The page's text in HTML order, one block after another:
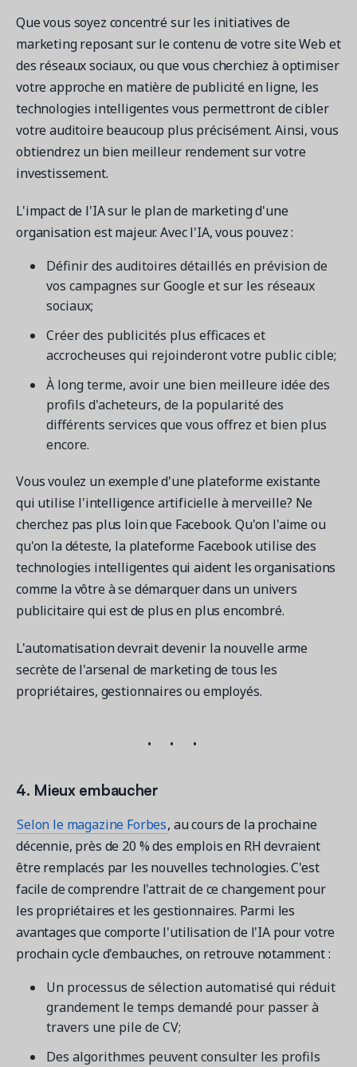
Que vous soyez concentré sur les initiatives de
marketing reposant sur le contenu de votre site Web et
des réseaux sociaux, ou que vous cherchiez à optimiser
votre approche en matière de publicité en ligne, les
technologies intelligentes vous permettront de cibler
votre auditoire beaucoup plus précisément. Ainsi, vous
obtiendrez un bien meilleur rendement sur votre
investissement.
L'impact de l'IA sur le plan de marketing d'une
organisation est majeur. Avec l'IA, vous pouvez :
Définir des auditoires détaillés en prévision de
vos campagnes sur Google et sur les réseaux
sociaux;
Créer des publicités plus efficaces et
accrocheuses qui rejoinderont votre public cible;
À long terme, avoir une bien meilleure idée des
profils d'acheteurs, de la popularité des
différents services que vous offrez et bien plus
encore.
Vous voulez un exemple d'une plateforme existante
qui utilise l'intelligence artificielle à merveille? Ne
cherchez pas plus loin que Facebook. Qu'on l'aime ou
qu'on la déteste, la plateforme Facebook utilise des
technologies intelligentes qui aident les organisations
comme la vôtre à se démarquer dans un univers
publicitaire qui est de plus en plus encombré.
L'automatisation devrait devenir la nouvelle arme
secrète de l'arsenal de marketing de tous les
propriétaires, gestionnaires ou employés.
4. Mieux embaucher
Selon le magazine Forbes, au cours de la prochaine
décennie, près de 20 % des emplois en RH devraient
être remplacés par les nouvelles technologies. C'est
facile de comprendre l'attrait de ce changement pour
les propriétaires et les gestionnaires. Parmi les
avantages que comporte l'utilisation de l'IA pour votre
prochain cycle d'embauches, on retrouve notamment :
Un processus de sélection automatisé qui réduit
grandement le temps demandé pour passer à
travers une pile de CV;
Des algorithmes peuvent consulter les profils